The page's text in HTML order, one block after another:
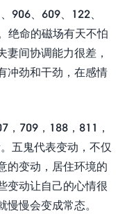
906、609、122、
绝命的磁场有天不怕
妻间协调能力很差，
冲劲和干劲，在感情
，709，188，811，
五鬼代表变动，不仅
的变动，居住环境的
变动让自己的心情很
慢会变成常态。